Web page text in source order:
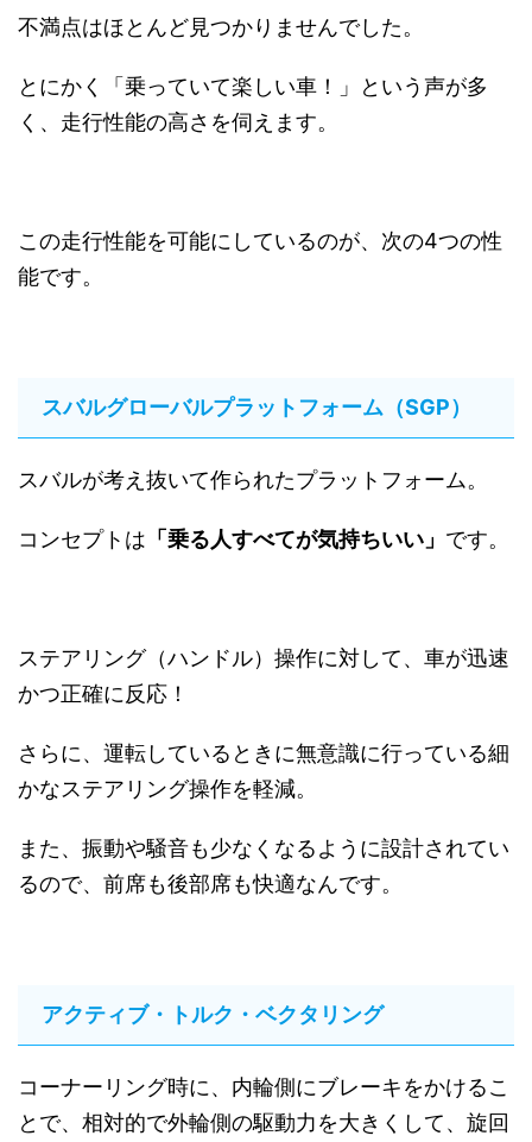
不満点はほとんど見つかりませんでした。
とにかく「乗っていて楽しい車！」という声が多
く、走行性能の高さを伺えます。
この走行性能を可能にしているのが、次の4つの性
能です。
スバルグローバルプラットフォーム（SGP）
スバルが考え抜いて作られたプラットフォーム。
コンセプトは 「乗る人すべてが気持ちいい」 です。
ステアリング（ハンドル）操作に対して、車が迅速
かつ正確に反応！
さらに、運転しているときに無意識に行っている細
かなステアリング操作を軽減。
また、振動や騒音も少なくなるように設計されてい
るので、前席も後部席も快適なんです。
アクティブ・トルク・ベクタリング
コーナーリング時に、内輪側にブレーキをかけるこ
とで、相対的で外輪側の駆動力を大きくして、旋回